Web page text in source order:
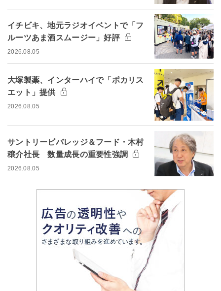
イチビキ、地元ラジオイベントで「フ
ルーツあま酒スムージー」好評
2026.08.05
大塚製薬、インターハイで「ポカリス
エット」提供
2026.08.05
サントリービバレッジ＆フード・木村
穣介社長 数量成長の重要性強調
2026.08.05